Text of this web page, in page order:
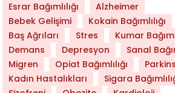
Daha Az Protein Tüketmek
Esrar Bağımlılığı
Alzheimer
Bebek Gelişimi
Kokain Bağımlılığı
Baş Ağrıları
Stres
Kumar
Demans
Depresyon
Sanal
Migren
Opiat Bağımlılığı
Kadın Hastalıkları
Sigara